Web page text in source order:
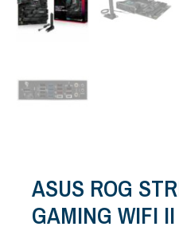
ASUS ROG
GAMING WIFI II